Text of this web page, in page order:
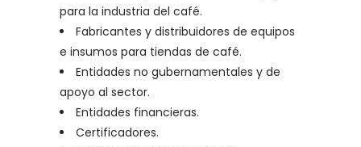
para la industria del café.
Fabricantes y distribuidores de equipos
e insumos para tiendas de café.
Entidades no gubernamentales y de
apoyo al sector.
Entidades financieras.
Certificadores.